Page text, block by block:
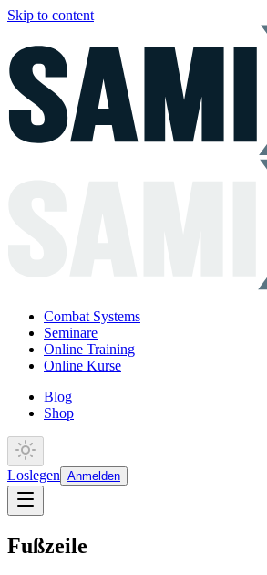
Skip to content
Combat Systems
Seminare
Online Training
Online Kurse
Blog
Shop
Loslegen Anmelden
Fußzeile